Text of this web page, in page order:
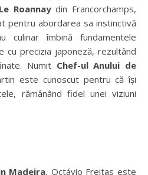
Le Roannaydin Francorchamps,
pentru abordarea sa instinctivă
culinar îmbină fundamentele
cu precizia japoneză, rezultând
Numit Chef-ul Anului de
este cunoscut pentru că își
rămânând fidel unei viziuni
Madeira, Octávio Freitas este